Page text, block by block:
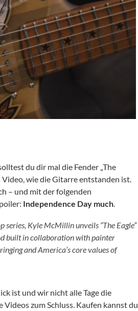
du dir mal die Fender „The
wie die Gitarre entstanden ist.
– und mit der folgenden
Independence Day much
series, Kyle McMillin unveils “The Eagle”
built in collaboration with painter
and America’s core values of
ist und wir nicht alle Tage die
zum Schluss. Kaufen kannst du